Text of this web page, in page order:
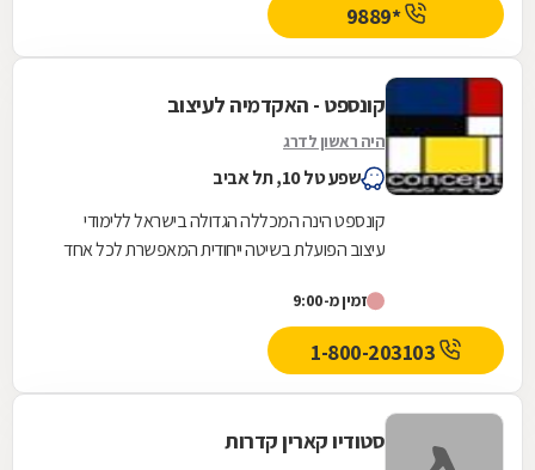
*9889
קונספט - האקדמיה לעיצוב
היה ראשון לדרג
שפע טל 10, תל אביב
קונספט הינה המכללה הגדולה בישראל ללימודי
עיצוב הפועלת בשיטה ייחודית המאפשרת לכל אחד
באושר...
זמין מ-9:00
סטודיו קארין קדרות